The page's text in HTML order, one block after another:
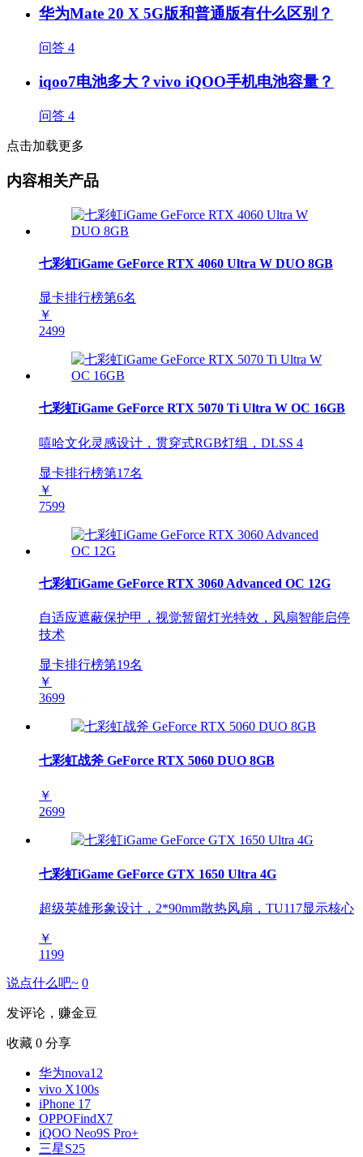
华为Mate 20 X 5G版和普通版有什么区别？
问答 4
iqoo7电池多大？vivo iQOO手机电池容量？
问答 4
点击加载更多
内容相关产品
七彩虹iGame GeForce RTX 4060 Ultra W DUO 8GB
显卡排行榜第6名
￥
2499
七彩虹iGame GeForce RTX 5070 Ti Ultra W OC 16GB
嘻哈文化灵感设计，贯穿式RGB灯组，DLSS 4
显卡排行榜第17名
￥
7599
七彩虹iGame GeForce RTX 3060 Advanced OC 12G
自适应遮蔽保护甲，视觉暂留灯光特效，风扇智能启停
技术
显卡排行榜第19名
￥
3699
七彩虹战斧 GeForce RTX 5060 DUO 8GB
￥
2699
七彩虹iGame GeForce GTX 1650 Ultra 4G
超级英雄形象设计，2*90mm散热风扇，TU117显示核心
￥
1199
说点什么吧~ 0
发评论，赚金豆
收藏 0 分享
华为nova12
vivo X100s
iPhone 17
OPPOFindX7
iQOO Neo9S Pro+
三星S25